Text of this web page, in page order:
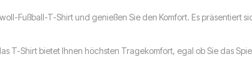
Fußball-T-Shirt und genießen Sie den Komfort. Es präsentiert
T-Shirt bietet Ihnen höchsten Tragekomfort, egal ob Sie das